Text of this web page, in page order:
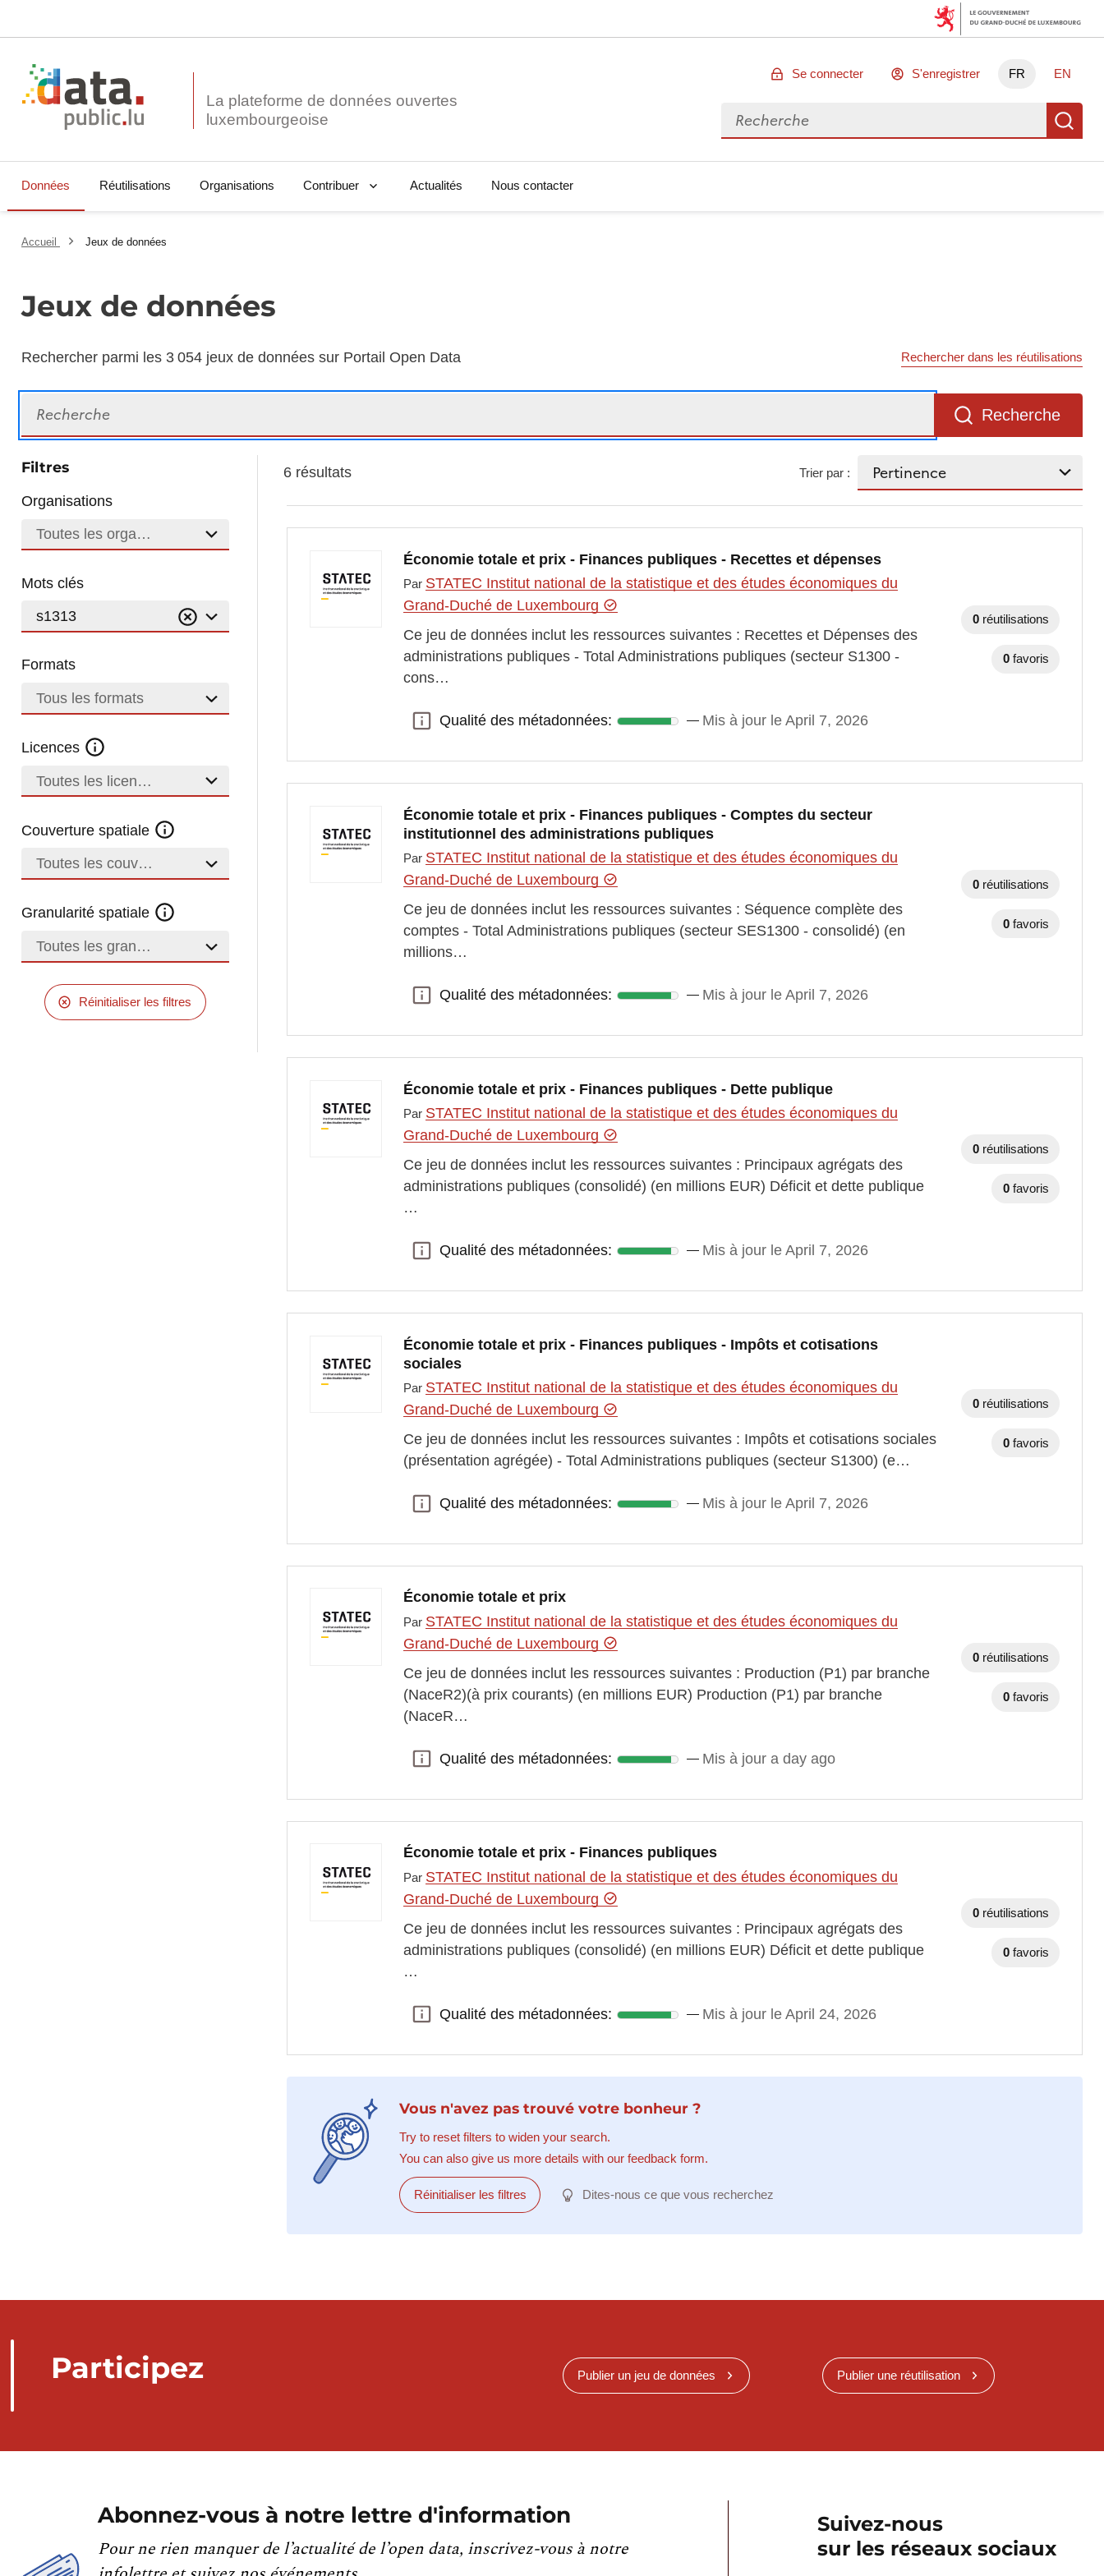
La plateforme de données ouvertes
Se connecter S'enregistrer FR EN
Rechercher des données
Données Réutilisations Organisations Contribuer Actualités Nous contacter
Accueil Jeux de données
Jeux de données
Rechercher parmi les 3 054 jeux de données sur Portail Open Data Rechercher dans les réutilisations
Recherche
Filtres
Organisations
Toutes les organisations
Mots clés
s1313
Formats
Tous les formats
Licences
Toutes les licences
Couverture spatiale
Toutes les couvertures
Granularité spatiale
Toutes les granularités
Réinitialiser les filtres
6 résultats Trier par :
Économie totale et prix - Finances publiques - Recettes et dépenses
Par STATEC Institut national de la statistique et des études économiques du
Grand-Duché de Luxembourg
Ce jeu de données inclut les ressources suivantes : Recettes et Dépenses des
administrations publiques - Total Administrations publiques (secteur S1300 -
cons…
Qualité des métadonnées:
Qualité des métadonnées: Mis à jour le April 7, 2026
0 réutilisations
0 favoris
Économie totale et prix - Finances publiques - Comptes du secteur
institutionnel des administrations publiques
Par STATEC Institut national de la statistique et des études économiques du
Grand-Duché de Luxembourg
Ce jeu de données inclut les ressources suivantes : Séquence complète des
comptes - Total Administrations publiques (secteur SES1300 - consolidé) (en
millions…
Qualité des métadonnées:
Qualité des métadonnées: Mis à jour le April 7, 2026
0 réutilisations
0 favoris
Économie totale et prix - Finances publiques - Dette publique
Par STATEC Institut national de la statistique et des études économiques du
Grand-Duché de Luxembourg
Ce jeu de données inclut les ressources suivantes : Principaux agrégats des
administrations publiques (consolidé) (en millions EUR) Déficit et dette publique
…
Qualité des métadonnées:
Qualité des métadonnées: Mis à jour le April 7, 2026
0 réutilisations
0 favoris
Économie totale et prix - Finances publiques - Impôts et cotisations
sociales
Par STATEC Institut national de la statistique et des études économiques du
Grand-Duché de Luxembourg
Ce jeu de données inclut les ressources suivantes : Impôts et cotisations sociales
(présentation agrégée) - Total Administrations publiques (secteur S1300) (e…
Qualité des métadonnées:
Qualité des métadonnées: Mis à jour le April 7, 2026
0 réutilisations
0 favoris
Économie totale et prix
Par STATEC Institut national de la statistique et des études économiques du
Grand-Duché de Luxembourg
Ce jeu de données inclut les ressources suivantes : Production (P1) par branche
(NaceR2)(à prix courants) (en millions EUR) Production (P1) par branche
(NaceR…
Qualité des métadonnées:
Qualité des métadonnées: Mis à jour a day ago
0 réutilisations
0 favoris
Économie totale et prix - Finances publiques
Par STATEC Institut national de la statistique et des études économiques du
Grand-Duché de Luxembourg
Ce jeu de données inclut les ressources suivantes : Principaux agrégats des
administrations publiques (consolidé) (en millions EUR) Déficit et dette publique
…
Qualité des métadonnées:
Qualité des métadonnées: Mis à jour le April 24, 2026
0 réutilisations
0 favoris
Vous n'avez pas trouvé votre bonheur ?
Try to reset filters to widen your search.
You can also give us more details with our feedback form.
Réinitialiser les filtres Dites-nous ce que vous recherchez
Participez Publier un jeu de données Publier une réutilisation
Abonnez-vous à notre lettre d'information
Pour ne rien manquer de l’actualité de l’open data, inscrivez-vous à notre
Suivez-nous
sur les réseaux sociaux